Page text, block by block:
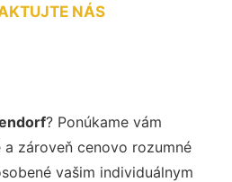
NÁS
? Ponúkame vám
zároveň cenovo rozumné
vašim individuálnym